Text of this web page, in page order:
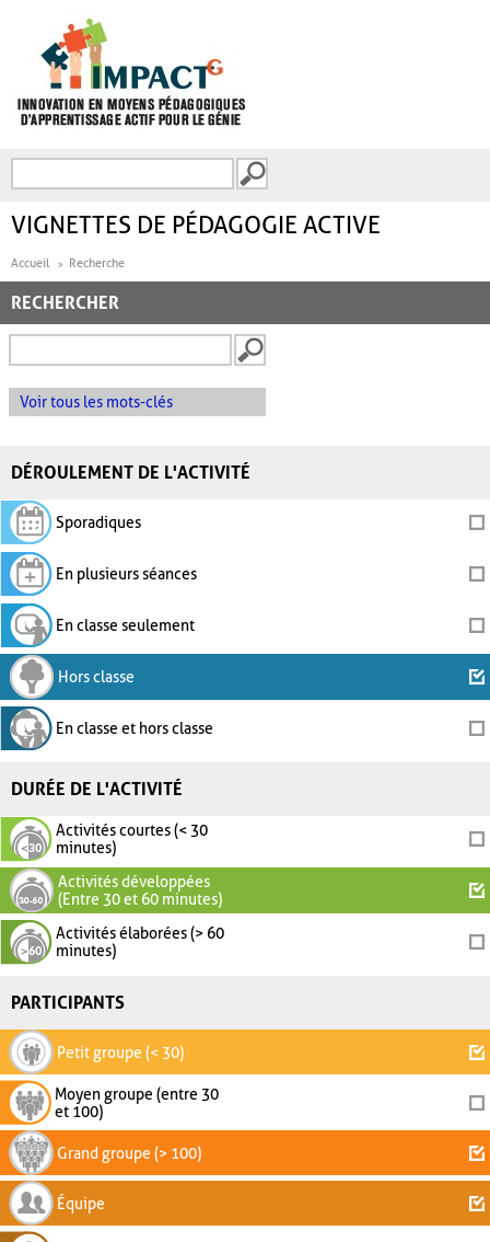
FORMULAIRE DE
VIGNETTES DE PÉDAGOGIE ACTIVE
Accueil Recherche
RECHERCHER
Voir tous les mots-clés
DÉROULEMENT DE L'ACTIVITÉ
Sporadiques
En plusieurs séances
En classe seulement
Hors classe
En classe et hors classe
DURÉE DE L'ACTIVITÉ
Activités courtes (< 30
minutes)
Activités développées
(Entre 30 et 60 minutes)
Activités élaborées (> 60
minutes)
PARTICIPANTS
Petit groupe (< 30)
Moyen groupe (entre 30
et 100)
Grand groupe (> 100)
Équipe